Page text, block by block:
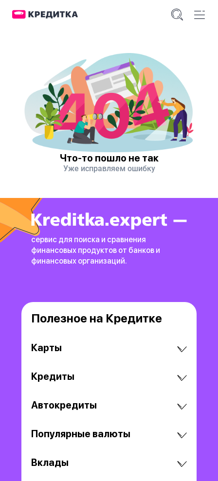
Что-то пошло не так
Уже исправляем ошибку
сервис для поиска и сравнения
финансовых продуктов от банков и
финансовых организаций.
Полезное на Кредитке
Карты
Кредиты
Автокредиты
Популярные валюты
Вклады